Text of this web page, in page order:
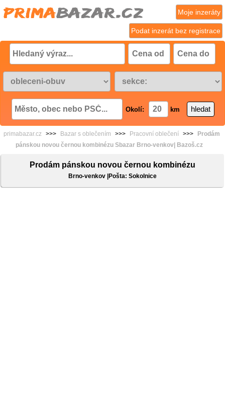
Podat inzerát bez registrace
Moje inzeráty
Okolí: km
primabazar.cz >>> Bazar s oblečením >>> Pracovní oblečení >>>
Prodám
pánskou novou černou kombinézu Sbazar Brno-venkov| Bazoš.cz
Prodám pánskou novou černou kombinézu
Brno-venkov |Pošta: Sokolnice